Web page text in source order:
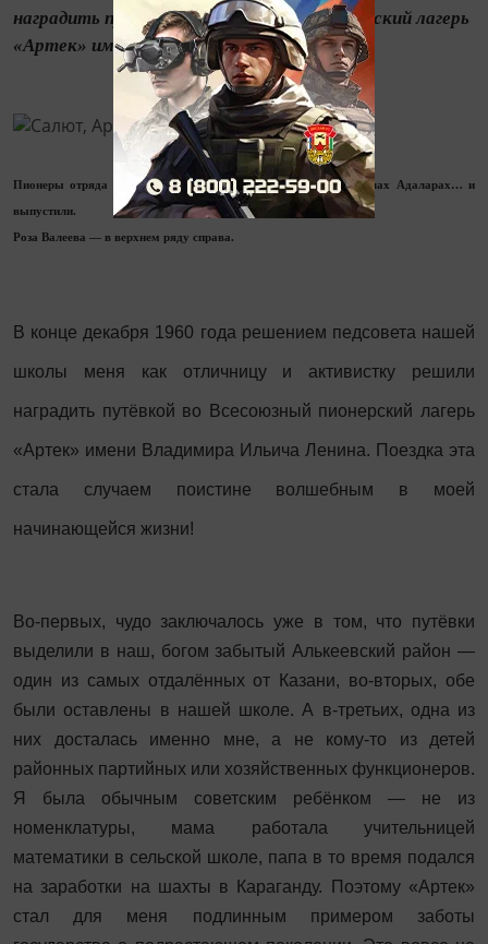
наградить путёвкой во Всесоюзный пионерский лагерь
«Артек» имени Владимира Ильича Ленина.
Пионеры отряда № 4 поймали рыбок голыми руками в скалах Адаларах… и
выпустили.
Роза Валеева — в верхнем ряду справа.
В конце декабря 1960 года решением педсовета нашей
школы меня как отличницу и активистку решили
наградить путёвкой во Всесоюзный пионерский лагерь
«Артек» имени Владимира Ильича Ленина. Поездка эта
стала случаем поистине волшебным в моей
начинающейся жизни!
Во-первых, чудо заключалось уже в том, что путёвки
выделили в наш, богом забытый Алькеевский район —
один из самых отдалённых от Казани, во-вторых, обе
были оставлены в нашей школе. А в-третьих, одна из
них досталась именно мне, а не кому-то из детей
районных партийных или хозяйственных функционеров.
Я была обычным советским ребёнком — не из
номенклатуры, мама работала учительницей
математики в сельской школе, папа в то время подался
на заработки на шахты в Караганду. Поэтому «Артек»
стал для меня подлинным примером заботы